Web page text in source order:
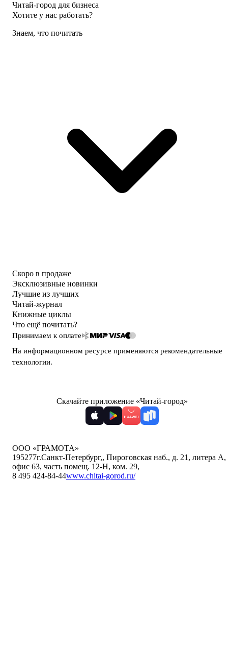
Читай-город для бизнеса
Хотите у нас работать?
Знаем, что почитать
Скоро в продаже
Эксклюзивные новинки
Лучшие из лучших
Читай-журнал
Книжные циклы
Что ещё почитать?
Принимаем к оплате
На информационном ресурсе применяются рекомендательные
технологии.
Скачайте приложение «Читай-город»
ООО «ГРАМОТА»
195277г.Санкт-Петербург,, Пироговская наб., д. 21, литера А,
офис 63, часть помещ. 12-Н, ком. 29,
8 495 424-84-44www.chitai-gorod.ru/